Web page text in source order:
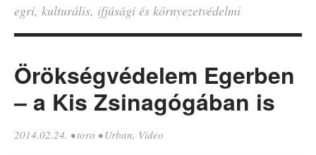
egri, kulturális, ifjúsági és környezetvédelmi
Örökségvédelem Egerben
– a Kis Zsinagógában is
2014.02.24. •toro •Urban, Video